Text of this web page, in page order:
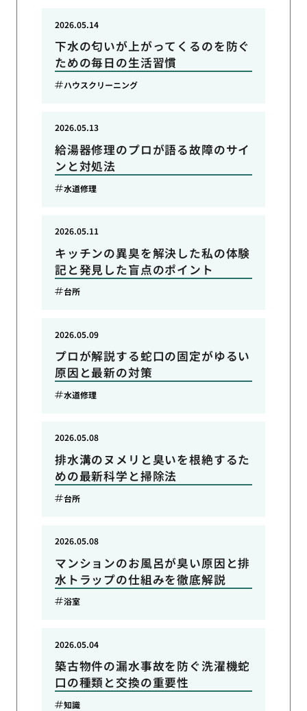
下水の匂いが上がってくるのを防ぐ
ための毎日の生活習慣
2026.05.14
ハウスクリーニング
給湯器修理のプロが語る故障のサイ
ンと対処法
2026.05.13
水道修理
キッチンの異臭を解決した私の体験
記と発見した盲点のポイント
2026.05.11
台所
プロが解説する蛇口の固定がゆるい
原因と最新の対策
2026.05.09
水道修理
排水溝のヌメリと臭いを根絶するた
めの最新科学と掃除法
2026.05.08
台所
マンションのお風呂が臭い原因と排
水トラップの仕組みを徹底解説
2026.05.08
浴室
築古物件の漏水事故を防ぐ洗濯機蛇
口の種類と交換の重要性
2026.05.04
知識